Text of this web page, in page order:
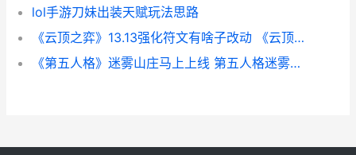
lol手游刀妹出装天赋玩法思路
《云顶之弈》13.13强化符文有啥子改动 《云顶之弈》炼丹的具体步骤和技巧
《第五人格》迷雾山庄马上上线 第五人格迷雾山庄